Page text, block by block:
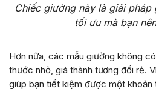
Chiếc giường này là giải
tối ưu mà bạn
Hơn nữa, các mẫu giường không
thước nhỏ, giá thành tương đối rẻ.
giúp bạn tiết kiệm được một khoản